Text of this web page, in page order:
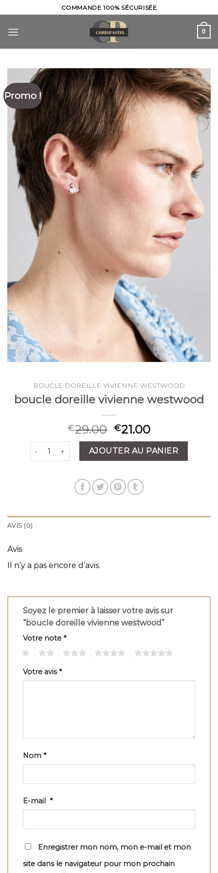
to
content
COMMANDE 100% SÉCURISÉE
0
Promo !
BOUCLE DOREILLE VIVIENNE WESTWOOD
boucle doreille vivienne westwood
€29.00 €21.00
quantité de boucle doreille vivienne westwood
AJOUTER AU PANIER
AVIS (0)
Avis
Il n’y a pas encore d’avis.
Soyez le premier à laisser votre avis sur
“boucle doreille vivienne westwood”
Votre note *
Votre avis*
Nom *
E-mail *
Enregistrer mon nom, mon e-mail et mon
site dans le navigateur pour mon prochain